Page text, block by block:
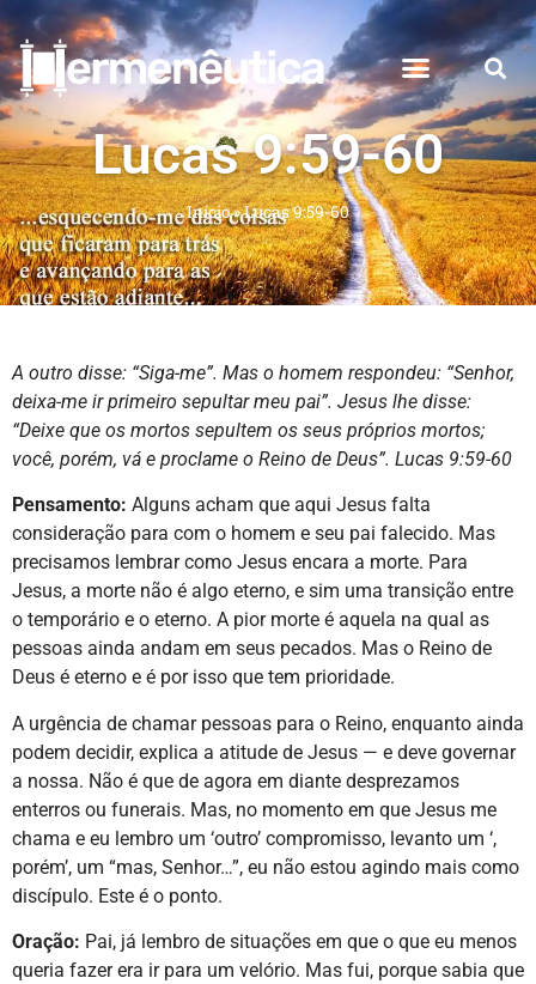
Lucas 9:59-60
Início»Lucas 9:59-60
A outro disse: “Siga-me”. Mas o homem respondeu: “Senhor,
deixa-me ir primeiro sepultar meu pai”. Jesus lhe disse:
“Deixe que os mortos sepultem os seus próprios mortos;
você, porém, vá e proclame o Reino de Deus”. Lucas 9:59-60
Pensamento: Alguns acham que aqui Jesus falta
consideração para com o homem e seu pai falecido. Mas
precisamos lembrar como Jesus encara a morte. Para
Jesus, a morte não é algo eterno, e sim uma transição entre
o temporário e o eterno. A pior morte é aquela na qual as
pessoas ainda andam em seus pecados. Mas o Reino de
Deus é eterno e é por isso que tem prioridade.
A urgência de chamar pessoas para o Reino, enquanto ainda
podem decidir, explica a atitude de Jesus — e deve governar
a nossa. Não é que de agora em diante desprezamos
enterros ou funerais. Mas, no momento em que Jesus me
chama e eu lembro um ‘outro’ compromisso, levanto um ‘,
porém’, um “mas, Senhor…”, eu não estou agindo mais como
discípulo. Este é o ponto.
Oração: Pai, já lembro de situações em que o que eu menos
queria fazer era ir para um velório. Mas fui, porque sabia que